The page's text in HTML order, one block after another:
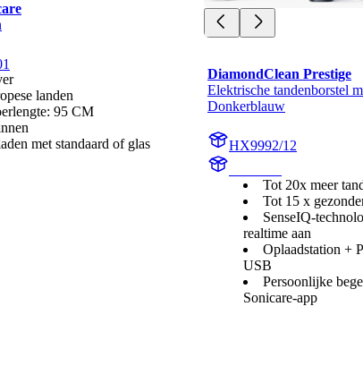
landen
95 CM
met standaard of glas
DiamondClean Prestige
Elektrische tandenborstel
Donkerblauw
HX9992/12
Tot 20x meer
Tot 15 x
SenseIQ-
realtime aan
Oplaadstation +
USB
Persoonlijke
Sonicare-app